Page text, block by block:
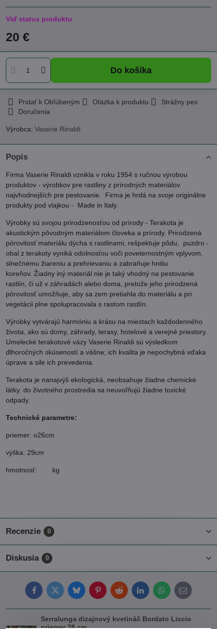
Viď status produktu
20 €
Do košíka
Pridať k Obľúbeným Otázka k produktu
Strážny pes
Doručenia
Výrobca: Vaserie Rinaldi
Popis
Firma Vaserie Rinaldi vznikla v roku 1954 s ručnou výrobou
produktov - výrobkov pre rastliny z prírodných materiálov
najvhodnejších pre pestovanie. Firma je hrdá na svoje originálne
produkty pod vlajkou - Made in Italy.
Výrobky sú svojou prirodzenosťou od prírody - Terakota je
akustickým pôvodným materiálom človeka a prírody. Prirodzená
pórovitosť materiálu dýcha s rastlinami, rešpektuje pôdu, puzdro -
obal z terakoty vyniká odolnosťou voči poveternostným vplyvom,
slnečnému žiareniu a prehrievaniu a zabraňuje hnitiu
koreňov. Žiadny iný materiál nie je taký vhodný na pestovanie
rastlín, či už v záhradách alebo doma, pretože jeho prirodzená
pórovitosť umožňuje, aby sa zem pretiahla do materiálu a pri
vegetácii plne spolupracovala s rastom rastlín.
Výrobky vytvárajú harmóniu a krásu na miestach každodenného
života, ako sú domy, záhrady, terasy, hotelové a verejné priestory.
Umelecké terakotové vázy Vaserie Rinaldi sú výsledkom
dlhoročných skúseností a vášne; ich kvalita je nepochybná vďaka
úprave a sile ich prevedenia.
Terakota je nanajvýš ekologická, neobsahuje žiadne chemické
látky. do životného prostredia sa neuvoľňujú žiadne toxické
odpady.
Technické parametre:
priemer: o26cm
výška: 29cm
hmotnosť: kg
Recenzie 0
Diskusia 0
FacebookTwitterBlueskyPinterestRedditLinkedInWhatsApp
E-
mail
Serralunga dizajnový kvetináč Bordato Liscio
priemer 78 cm